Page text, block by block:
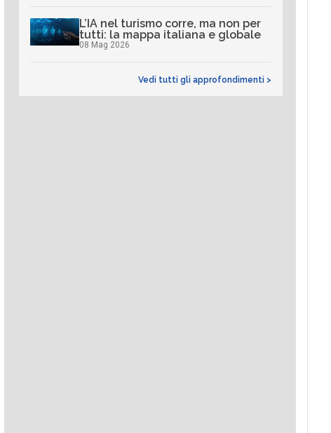
L’IA nel turismo corre, ma non per
tutti: la mappa italiana e globale
08 Mag 2026
Vedi tutti gli approfondimenti >